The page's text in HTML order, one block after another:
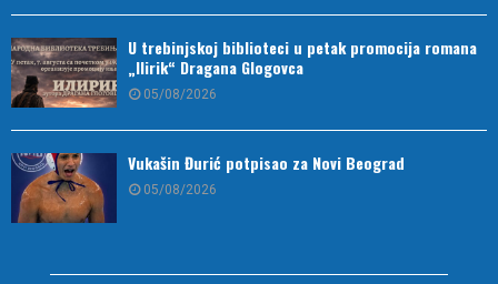
U trebinjskoj biblioteci u petak promocija romana
„Ilirik“ Dragana Glogovca
05/08/2026
Vukašin Đurić potpisao za Novi Beograd
05/08/2026